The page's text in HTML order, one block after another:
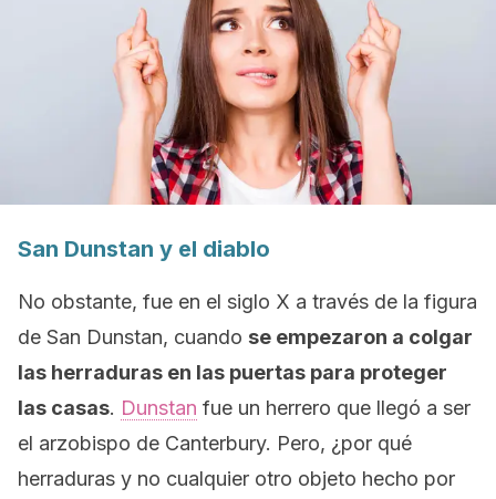
San Dunstan y el diablo
No obstante, fue en el siglo X a través de la figura
de San Dunstan, cuando se empezaron a colgar
las herraduras en las puertas para proteger
las casas. Dunstan fue un herrero que llegó a ser
el arzobispo de Canterbury. Pero, ¿por qué
herraduras y no cualquier otro objeto hecho por